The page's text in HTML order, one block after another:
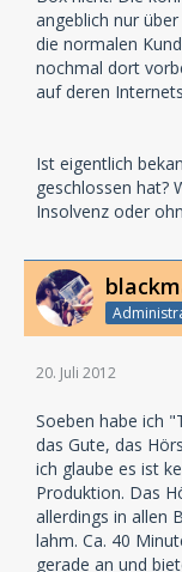
angeblich nur
die normalen
nochmal dort
auf deren
Ist eigentlich
geschlossen hat?
Insolvenz oder
20. Juli 2012
Soeben habe ich
das Gute, das
ich glaube es ist
Produktion. Das
allerdings in allen
lahm. Ca. 40
gerade an und